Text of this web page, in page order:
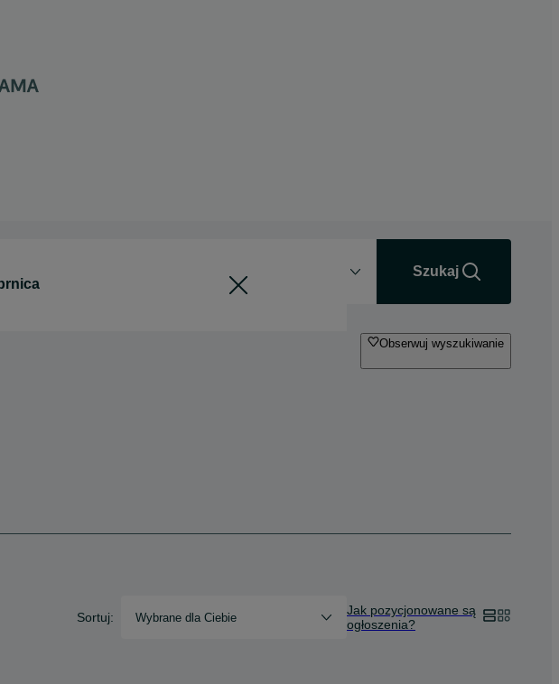
Szukaj
Obserwuj wyszukiwanie
Sortuj: Wybrane dla Ciebie
Jak pozycjonowane są
ogłoszenia?